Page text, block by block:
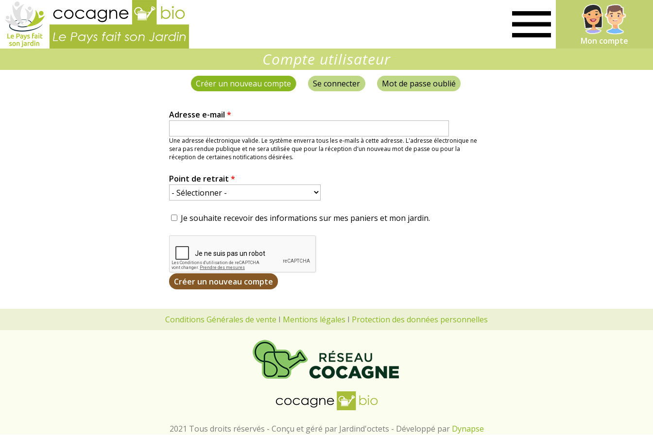
Mon compte
Compte utilisateur
Créer un nouveau compte (onglet actif)
Se connecter Mot de passe oublié
Adresse e-mail *
Une adresse électronique valide. Le système enverra tous les e-mails à cette adresse. L'adresse électronique ne
sera pas rendue publique et ne sera utilisée que pour la réception d'un nouveau mot de passe ou pour la
réception de certaines notifications désirées.
Point de retrait *
Je souhaite recevoir des informations sur mes paniers et mon jardin.
Conditions Générales de vente I Mentions légales I Protection des données personnelles
2021 Tous droits réservés - Conçu et géré par Jardind'octets - Développé par Dynapse